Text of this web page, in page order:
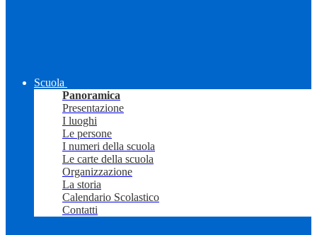
Scuola
Panoramica
Presentazione
I luoghi
Le persone
I numeri della scuola
Le carte della scuola
Organizzazione
La storia
Calendario Scolastico
Contatti